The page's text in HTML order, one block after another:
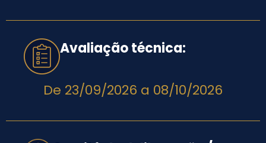
Avaliação técnica​:
De 23/09/2026 a 08/10/2026